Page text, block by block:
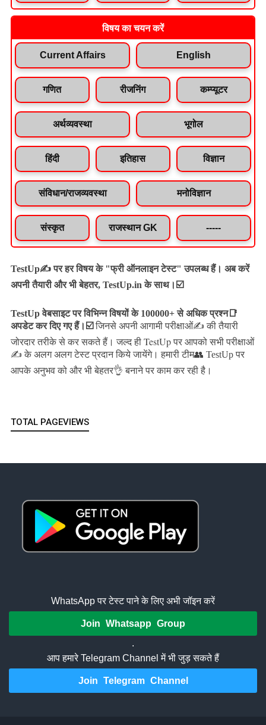
विषय का चयन करें
Current Affairs English
गणित रीजनिंग कम्प्यूटर
अर्थव्यवस्था भूगोल
हिंदी इतिहास विज्ञान
संविधान/राजव्यवस्था मनोविज्ञान
संस्कृत राजस्थान GK -----
TestUp✍️ पर हर विषय के "फ्री ऑनलाइन टेस्ट" उपलब्ध हैं। अब करें
अपनी तैयारी और भी बेहतर, TestUp.in के साथ।☑️
TestUp वेबसाइट पर विभिन्न विषयों के 100000+ से अधिक प्रश्न📑
अपडेट कर दिए गए हैं। ☑️ जिनसे अपनी आगामी परीक्षाओं✍️ की तैयारी
जोरदार तरीके से कर सकते हैं।जल्द ही TestUp पर आपको सभी परीक्षाओं
✍️ के अलग अलग टेस्ट प्रदान किये जायेंगे। हमारी टीम👥 TestUp पर
आपके अनुभव को और भी बेहतर👌 बनाने पर काम कर रही है।
TOTAL PAGEVIEWS
WhatsApp पर टेस्ट पाने के लिए अभी जॉइन करें
Join Whatsapp Group
.
आप हमारे Telegram Channel में भी जुड़ सकते हैं
Join Telegram Channel